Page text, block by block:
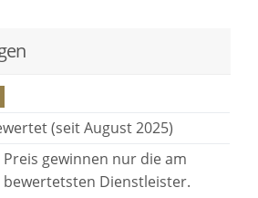
(seit August 2025)
Preis gewinnen nur die am
bewertetsten Dienstleister.